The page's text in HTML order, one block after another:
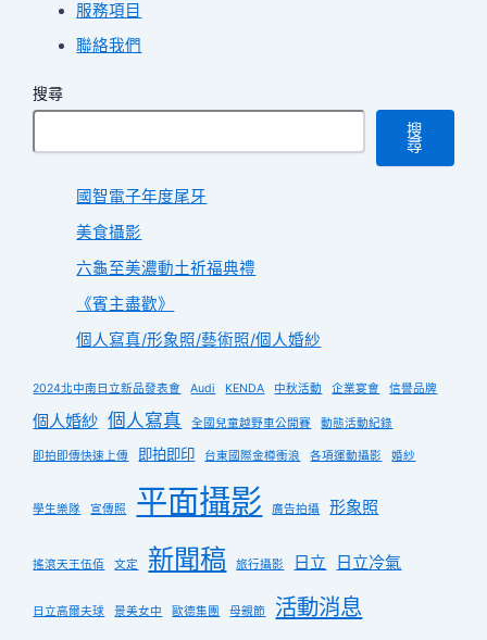
服務項目
聯絡我們
搜尋
搜
尋
國智電子年度尾牙
美食攝影
六龜至美濃動土祈福典禮
《賓主盡歡》
個人寫真/形象照/藝術照/個人婚紗
2024北中南日立新品發表會 Audi KENDA 中秋活動 企業宴會 信譽品牌
個人婚紗 個人寫真 全國兒童越野車公開賽 動態活動紀錄
即拍即傳快速上傳 即拍即印 台東國際金樽衝浪 各項運動攝影 婚紗
學生樂隊 宣傳照 平面攝影 廣告拍攝 形象照
搖滾天王伍佰 文定 新聞稿 旅行攝影 日立 日立冷氣
日立高爾夫球 景美女中 歐德集團 母親節 活動消息